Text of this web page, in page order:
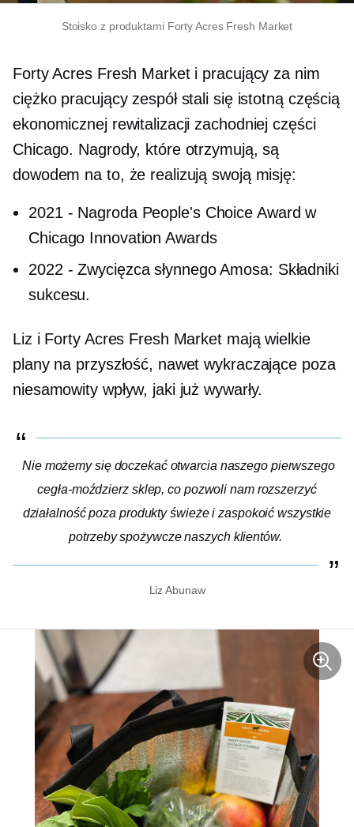
Stoisko z produktami Forty Acres Fresh Market
Forty Acres Fresh Market i pracujący za nim
ciężko pracujący zespół stali się istotną częścią
ekonomicznej rewitalizacji zachodniej części
Chicago. Nagrody, które otrzymują, są
dowodem na to, że realizują swoją misję:
2021 - Nagroda People's Choice Award w
Chicago Innovation Awards
2022 - Zwycięzca słynnego Amosa: Składniki
sukcesu.
Liz i Forty Acres Fresh Market mają wielkie
plany na przyszłość, nawet wykraczające poza
niesamowity wpływ, jaki już wywarły.
Nie możemy się doczekać otwarcia naszego pierwszego
cegła-moździerzsklep, co pozwoli nam rozszerzyć
działalność poza produkty świeże i zaspokoić wszystkie
potrzeby spożywcze naszych klientów.
Liz Abunaw